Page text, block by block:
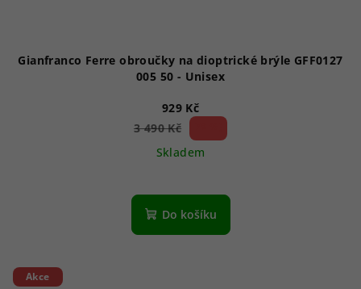
Gianfranco Ferre obroučky na dioptrické brýle GFF0127
005 50 - Unisex
929 Kč
3 490 Kč
Skladem
Do košíku
Akce